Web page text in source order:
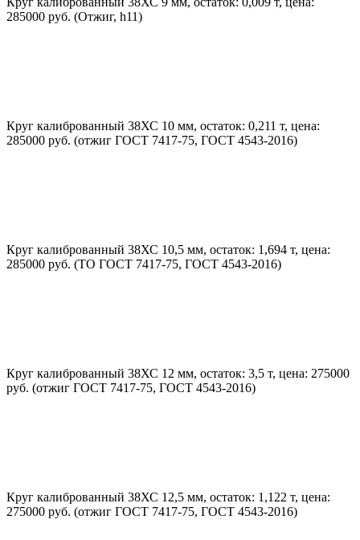
285000 руб. (Отжиг, h11)
Круг калиброванный 38ХС 10 мм, остаток: 0,211 т, цена:
285000 руб. (отжиг ГОСТ 7417-75, ГОСТ 4543-2016)
Круг калиброванный 38ХС 10,5 мм, остаток: 1,694 т, цена:
285000 руб. (ТО ГОСТ 7417-75, ГОСТ 4543-2016)
Круг калиброванный 38ХС 12 мм, остаток: 3,5 т, цена: 275000
руб. (отжиг ГОСТ 7417-75, ГОСТ 4543-2016)
Круг калиброванный 38ХС 12,5 мм, остаток: 1,122 т, цена:
275000 руб. (отжиг ГОСТ 7417-75, ГОСТ 4543-2016)